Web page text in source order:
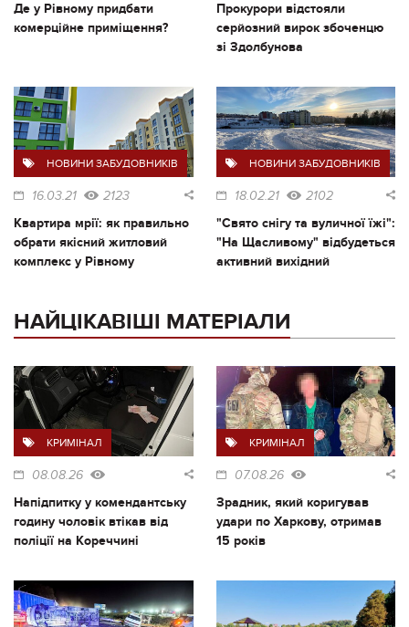
Де у Рівному придбати
комерційне приміщення?
Прокурори відстояли
серйозний вирок збоченцю
зі Здолбунова
НОВИНИ ЗАБУДОВНИКІВ
16.03.21 2123
Квартира мрії: як правильно
обрати якісний житловий
комплекс у Рівному
НОВИНИ ЗАБУДОВНИКІВ
18.02.21 2102
"Свято снігу та вуличної їжі":
"На Щасливому" відбудеться
активний вихідний
НАЙЦІКАВІШІ МАТЕРІАЛИ
КРИМІНАЛ
08.08.26
Напідпитку у комендантську
годину чоловік втікав від
поліції на Кореччині
КРИМІНАЛ
07.08.26
Зрадник, який коригував
удари по Харкову, отримав
15 років